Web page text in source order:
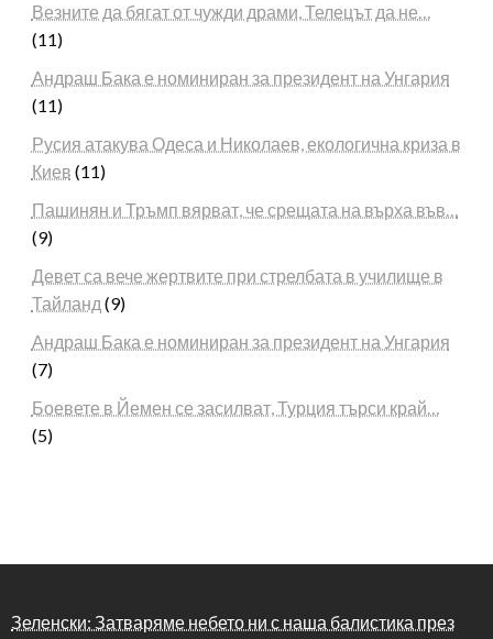
Везните да бягат от чужди драми, Телецът да не…
(11)
Андраш Бака е номиниран за президент на Унгария
(11)
Русия атакува Одеса и Николаев, екологична криза в
Киев (11)
Пашинян и Тръмп вярват, че срещата на върха във…
(9)
Девет са вече жертвите при стрелбата в училище в
Тайланд (9)
Андраш Бака е номиниран за президент на Унгария
(7)
Боевете в Йемен се засилват, Турция търси край…
(5)
Зеленски: Затваряме небето ни с наша балистика през